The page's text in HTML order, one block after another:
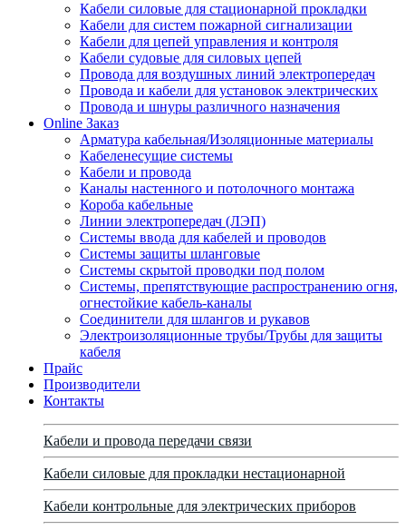
Кабели силовые для стационарной прокладки
Кабели для систем пожарной сигнализации
Кабели для цепей управления и контроля
Кабели судовые для силовых цепей
Провода для воздушных линий электропередач
Провода и кабели для установок электрических
Провода и шнуры различного назначения
Online Заказ
Арматура кабельная/Изоляционные материалы
Кабеленесущие системы
Кабели и провода
Каналы настенного и потолочного монтажа
Короба кабельные
Линии электропередач (ЛЭП)
Системы ввода для кабелей и проводов
Системы защиты шланговые
Системы скрытой проводки под полом
Системы, препятствующие распространению огня,
огнестойкие кабель-каналы
Соединители для шлангов и рукавов
Электроизоляционные трубы/Трубы для защиты
кабеля
Прайс
Производители
Контакты
Кабели и провода передачи связи
Кабели силовые для прокладки нестационарной
Кабели контрольные для электрических приборов